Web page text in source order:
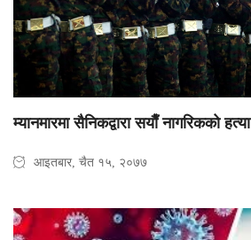
म्यानमारमा सैनिकद्वारा सयाैँ नागरिकको हत्या
आइतबार, चैत १५, २०७७